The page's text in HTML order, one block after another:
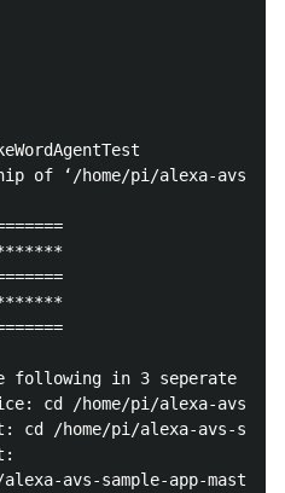
of ‘/home/pi/alexa-avs-
following in 3 seperate
cd /home/pi/alexa-avs-
cd /home/pi/alexa-avs-
avs-sample-app-